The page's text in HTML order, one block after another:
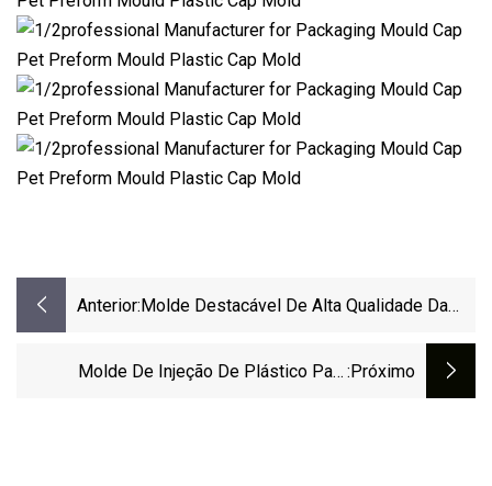
Anterior:Molde Destacável De Alta Qualidade Da
Molde De Injeção De Plástico Para
Carro/motocicleta/elétrica/médica/eletrodomésticos/
:próximo